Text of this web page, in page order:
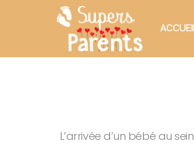
L’arrivée d’un bébé au